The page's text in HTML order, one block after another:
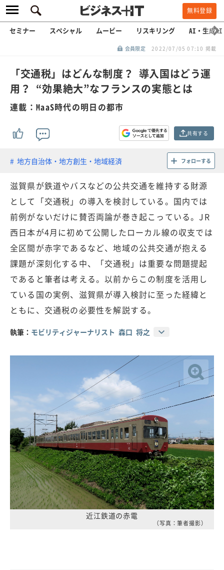
無料登録
セミナー スペシャル ムービー リスキリング AI・生成AI
会員限定 2022/07/05 07:10 掲載
「交通税」はどんな制度？ 導入国はどう運
用？ “効果絶大”なフランスの実態とは
連載：MaaS時代の明日の都市
共有する
地方自治体・地方創生・地域経済 フォローする
滋賀県が鉄道やバスなどの公共交通を維持する財源
として「交通税」の導入を検討している。国内では
前例がないだけに賛否両論が巻き起こっている。JR
西日本が4月に初めて公開したローカル線の収支では
全区間が赤字であるなど、地域の公共交通が抱える
課題が深刻化する中、「交通税」は重要な問題提起
であると筆者は考える。以前からこの制度を活用し
ている国の実例、滋賀県が導入検討に至った経緯と
ともに、交通税の必要性を解説する。
執筆： モビリティジャーナリスト 森口 将之
近江鉄道の赤電
（写真：筆者撮影）